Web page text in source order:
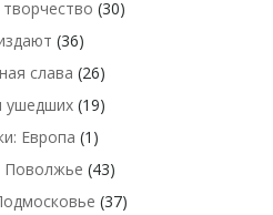
(30)
(36)
слава (26)
ушедших(19)
Европа (1)
Поволжье (43)
(37)